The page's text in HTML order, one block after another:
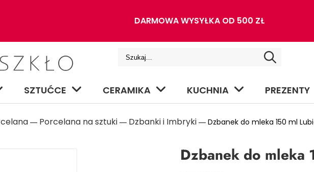
DARMOWA WYSYŁKA OD 500 ZŁ
SZTUĆCE CERAMIKA KUCHNIA PREZENTY
― Porcelana na sztuki ― Dzbanki i Imbryki ― Dzbanek do mleka 150 ml
Dzbanek do